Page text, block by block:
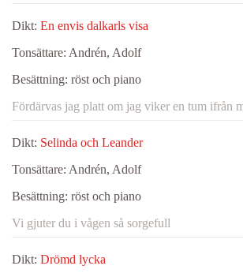
Dikt: En envis dalkarls visa
Tonsättare: Andrén, Adolf
Besättning: röst och piano
Fördärvas jag platt om jag viker en tum ifrån
Dikt: Selinda och Leander
Tonsättare: Andrén, Adolf
Besättning: röst och piano
Vi gjuter du i vågen så sorgefull
Dikt: Drömd lycka